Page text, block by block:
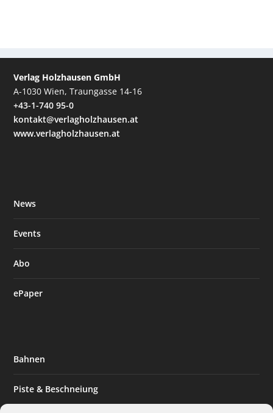
Verlag Holzhausen GmbH
A-1030 Wien, Traungasse 14-16
+43-1-740 95-0
kontakt@verlagholzhausen.at
www.verlagholzhausen.at
News
Events
Abo
ePaper
Bahnen
Piste & Beschneiung